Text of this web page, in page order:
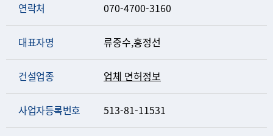
연락처 070-4700-3160
대표자명 류중수,홍정선
건설업종 업체 면허정보
사업자등록번호 513-81-11531